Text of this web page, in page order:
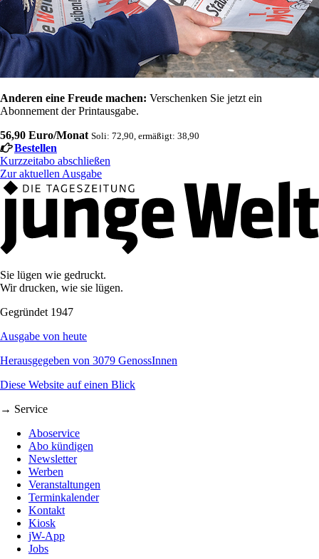
Anderen eine Freude machen: Verschenken Sie jetzt ein
Abonnement der Printausgabe.
56,90 Euro/Monat Soli: 72,90, ermäßigt: 38,90
Bestellen
Kurzzeitabo abschließen
Zur aktuellen Ausgabe
Sie lügen wie gedruckt.
Wir drucken, wie sie lügen.
Gegründet 1947
Ausgabe von heute
Herausgegeben von 3079 GenossInnen
Diese Website auf einen Blick
→ Service
Aboservice
Abo kündigen
Newsletter
Werben
Veranstaltungen
Terminkalender
Kontakt
Kiosk
jW-App
Jobs